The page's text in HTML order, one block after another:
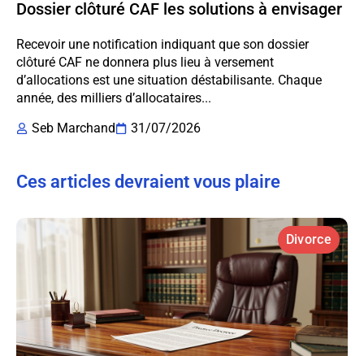
Dossier clôturé CAF les solutions à envisager
Recevoir une notification indiquant que son dossier
clôturé CAF ne donnera plus lieu à versement
d’allocations est une situation déstabilisante. Chaque
année, des milliers d’allocataires...
Seb Marchand
31/07/2026
Ces articles devraient vous plaire
Divorce